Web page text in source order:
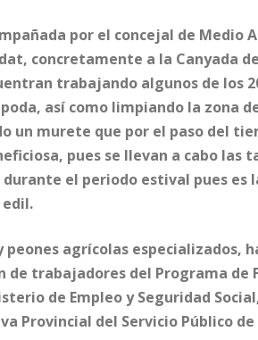
por el concejal de Medio
concretamente a la Canyada
trabajando algunos de los
así como limpiando la zona
un murete que por el paso del
pues se llevan a cabo las
el periodo estival pues
edil.
agrícolas especializados,
de trabajadores del Programa de
de Empleo y Seguridad
Provincial del Servicio Público de